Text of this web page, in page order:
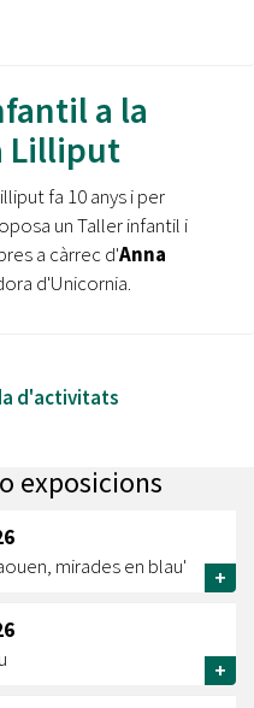
a la
Lilliput
fa 10 anys i per
un Taller infantil i
a càrrec d'Anna
d'Unicornia.
d'activitats
exposicions
mirades en blau'
+
+